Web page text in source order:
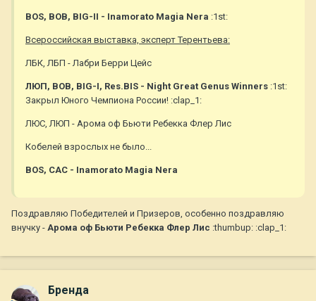
BOS, BOB, BIG-II - Inamorato Magia Nera :1st:
Всероссийская выставка, эксперт Терентьева:
ЛБК, ЛБП - Лабри Берри Цейс
ЛЮП, BOB, BIG-I, Res.BIS - Night Great Genus Winners :1st:
Закрыл Юного Чемпиона России! :clap_1:
ЛЮС, ЛЮП - Арома оф Бьюти Ребекка Флер Лис
Кобелей взрослых не было...
BOS, CAC - Inamorato Magia Nera
Поздравляю Победителей и Призеров, особенно поздравляю
внучку - Арома оф Бьюти Ребекка Флер Лис :thumbup: :clap_1:
Бренда